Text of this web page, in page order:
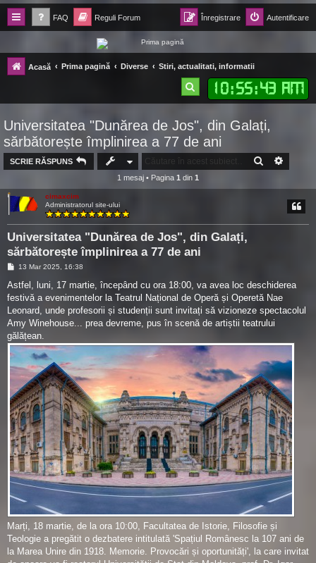
FAQ Reguli Forum Autentificare
Înregistrare
Forum Ecolomania™®
-= Idei pentru viitor =-
Acasă Prima pagină Diverse Stiri, actualitati, informatii
10:55:44 AM
ă
Universitatea "Dunărea de Jos", din Galați,
sărbătorește împlinirea a 77 de ani
SCRIE RĂSPUNS CĂUTARE
1 mesaj • Pagina 1 din 1
cimaxcim
Administratorul site-ului
Universitatea "Dunărea de Jos", din Galați,
sărbătorește împlinirea a 77 de ani
M
s
j
13 Mar 2025, 16:38
Astfel, luni, 17 martie, începând cu ora 18:00, va avea loc deschiderea
festivă a evenimentelor la Teatrul Național de Operă și Operetă Nae
Leonard, unde profesorii și studenții sunt invitați să vizioneze spectacolul
Amy Winehouse... prea devreme, pus în scenă de artiștii teatrului
gălățean.
Marți, 18 martie, de la ora 10:00, Facultatea de Istorie, Filosofie și
Teologie a pregătit o dezbatere intitulată 'Spațiul Românesc la 107 ani de
la Marea Unire din 1918. Memorie. Provocări și oportunități', la care invitat